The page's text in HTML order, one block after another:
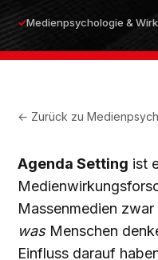
Medienpsychologie &
← Zurück zu
Agenda Setting ist
Massenmedien
wasMenschen
Einfluss darauf